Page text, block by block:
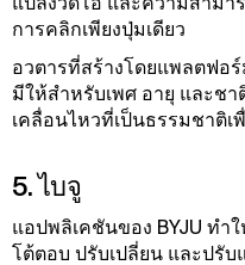
การคลิกเพียงปุ่มเดียว
อวตารที่สร้างโดยแพลตฟอ
มีให้สําหรับเพศ อายุ และช
เคลื่อนไหวที่เป็นธรรมชาติ
5. ไบจู
แอปพลิเคชันของ BYJU ทํา
โต้ตอบ ปรับเปลี่ยน และปรั